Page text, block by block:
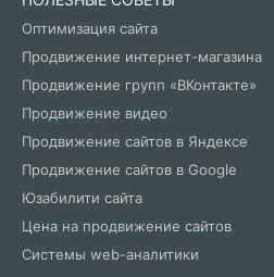
Оптимизация сайта
Продвижение интернет-магазина
Продвижение групп «ВКонтакте»
Продвижение видео
Продвижение сайтов в Яндексе
Продвижение сайтов в Google
Юзабилити сайта
Цена на продвижение сайтов
Системы web-аналитики